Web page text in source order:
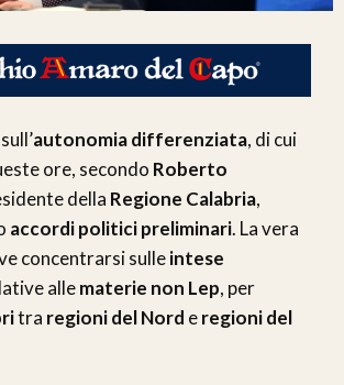
sull’autonomia differenziata, di cui
ore, secondo Roberto
della Regione Calabria,
accordi politici preliminari. La vera
concentrarsi sulleintese
allematerie non Lep, per
tra regioni del Nord eregioni del